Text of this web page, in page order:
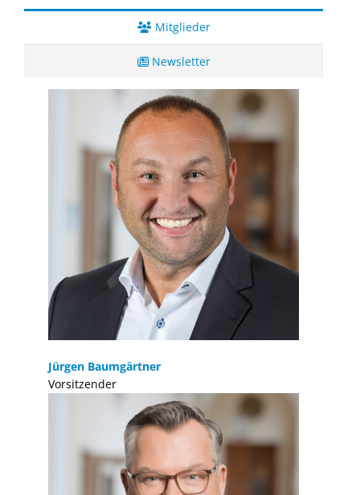
Mitglieder
Newsletter
Jürgen Baumgärtner
Vorsitzender